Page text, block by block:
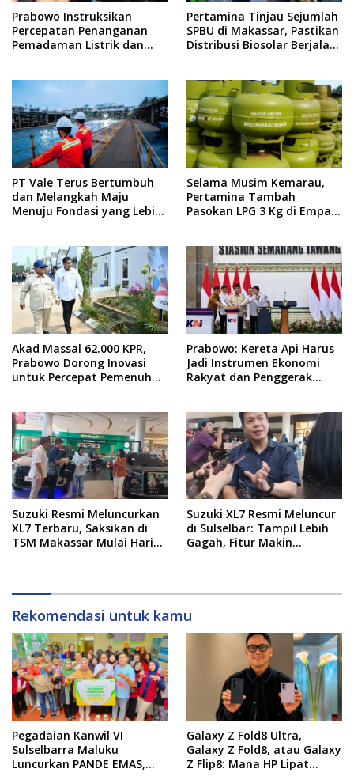
Prabowo Instruksikan
Percepatan Penanganan
Pemadaman Listrik dan
Pertamina Tinjau Sejumlah
SPBU di Makassar, Pastikan
Distribusi Biosolar Berjalan
PT Vale Terus Bertumbuh
dan Melangkah Maju
Menuju Fondasi yang Lebih
Selama Musim Kemarau,
Pertamina Tambah
Pasokan LPG 3 Kg di Empat
Akad Massal 62.000 KPR,
Prabowo Dorong Inovasi
untuk Percepat Pemenuhan
Prabowo: Kereta Api Harus
Jadi Instrumen Ekonomi
Rakyat dan Penggerak
Suzuki Resmi Meluncurkan
XL7 Terbaru, Saksikan di
TSM Makassar Mulai Hari
Suzuki XL7 Resmi Meluncur
di Sulselbar: Tampil Lebih
Gagah, Fitur Makin
Rekomendasi untuk kamu
Pegadaian Kanwil VI
Sulselbarra Maluku
Luncurkan PANDE EMAS,
Galaxy Z Fold8 Ultra,
Galaxy Z Fold8, atau Galaxy
Z Flip8: Mana HP Lipat